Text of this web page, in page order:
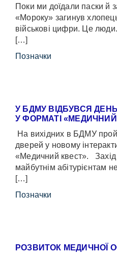
Поки ми доїдали паски й
«Мороку» загинув
військові цифри. Це
[…]
Позначки
У БДМУ ВІДБУВСЯ
У ФОРМАТІ
На вихідних в БДМУ
дверей у новому
«Медичний квест». Захід
майбутнім абітурієнтам
[…]
Позначки
РОЗВИТОК МЕДИЧНОЇ